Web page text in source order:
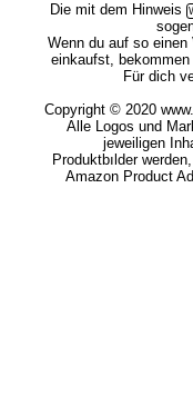
Die mit dem Hinweis
Wenn du auf so einen
einkaufst, bekommen
Für dich
Copyright © 2020
Alle Logos und
jeweiligen
Produktbılder
Amazon Product